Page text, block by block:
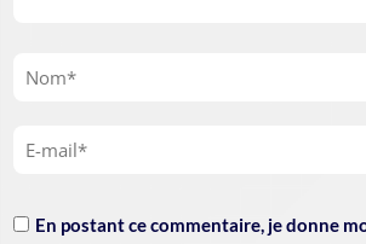
En postant ce commentaire, je donne